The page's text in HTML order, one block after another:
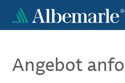
Direkt
zum
Inhalt
Angebot